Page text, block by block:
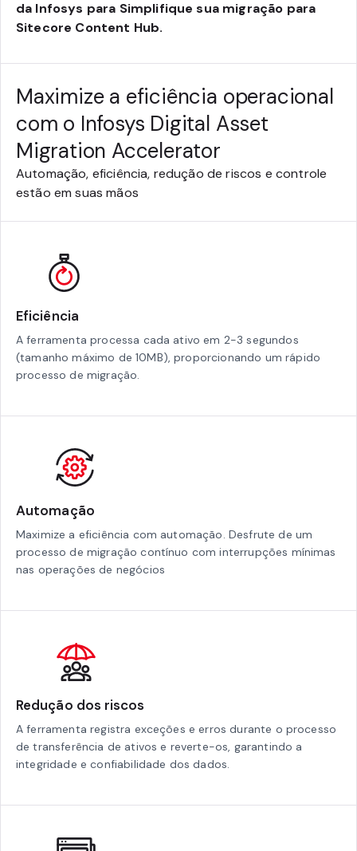
da Infosys para Simplifique sua migração para
Sitecore Content Hub.
Maximize a eficiência operacional
com o Infosys Digital Asset
Migration Accelerator
Automação, eficiência, redução de riscos e controle
estão em suas mãos
Eficiência
A ferramenta processa cada ativo em 2-3 segundos
(tamanho máximo de 10MB), proporcionando um rápido
processo de migração.
Automação
Maximize a eficiência com automação. Desfrute de um
processo de migração contínuo com interrupções mínimas
nas operações de negócios
Redução dos riscos
A ferramenta registra exceções e erros durante o processo
de transferência de ativos e reverte-os, garantindo a
integridade e confiabilidade dos dados.